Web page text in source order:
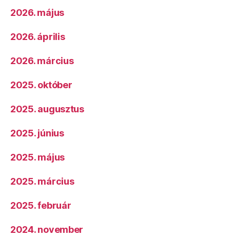
2026. május
2026. április
2026. március
2025. október
2025. augusztus
2025. június
2025. május
2025. március
2025. február
2024. november